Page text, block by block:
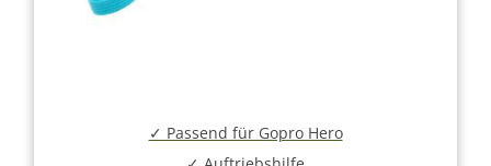
✓ Passend für Gopro Hero